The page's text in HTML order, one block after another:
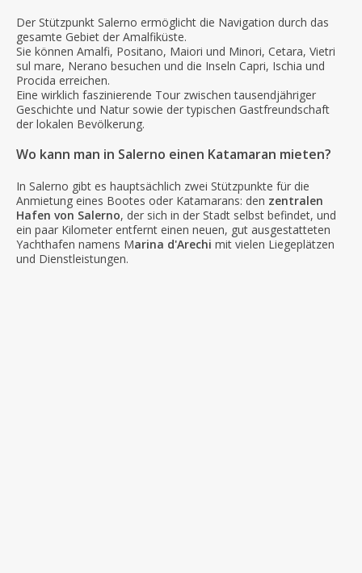
Der Stützpunkt Salerno ermöglicht die Navigation durch das
gesamte Gebiet der Amalfiküste.
Sie können Amalfi, Positano, Maiori und Minori, Cetara, Vietri
sul mare, Nerano besuchen und die Inseln Capri, Ischia und
Procida erreichen.
Eine wirklich faszinierende Tour zwischen tausendjähriger
Geschichte und Natur sowie der typischen Gastfreundschaft
der lokalen Bevölkerung.
Wo kann man in Salerno einen Katamaran mieten?
In Salerno gibt es hauptsächlich zwei Stützpunkte für die
Anmietung eines Bootes oder Katamarans: den zentralen
Hafen von Salerno, der sich in der Stadt selbst befindet, und
ein paar Kilometer entfernt einen neuen, gut ausgestatteten
Yachthafen namens Marina d'Arechi mit vielen Liegeplätzen
und Dienstleistungen.